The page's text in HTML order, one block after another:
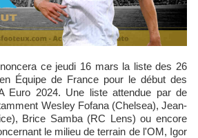
Équipe de France pour le début des
Euro 2024. Une liste attendue par de
Wesley Fofana (Chelsea), Jean-
Brice Samba (RC Lens) ou encore
le milieu de terrain de l'OM, Igor